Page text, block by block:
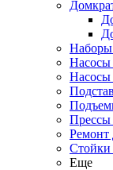
Наборы
Насосы
Насосы
Прессы
Ремонт
Стойки
Еще